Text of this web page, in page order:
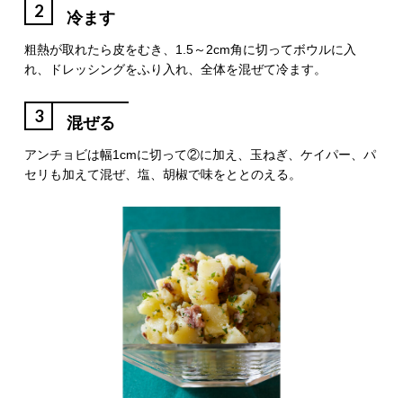
2 冷ます
粗熱が取れたら皮をむき、1.5～2cm角に切ってボウルに入
れ、ドレッシングをふり入れ、全体を混ぜて冷ます。
3 混ぜる
アンチョビは幅1cmに切って②に加え、玉ねぎ、ケイパー、パ
セリも加えて混ぜ、塩、胡椒で味をととのえる。